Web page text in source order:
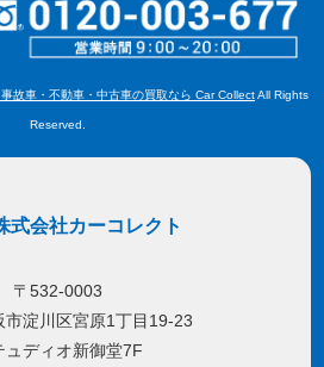
故車・不動車・中古車の買取なら Car CollectAll Rights
Reserved.
式会社カーコレクト
〒532-0003
市淀川区宮原1丁目19-23
ュディオ新御堂7F